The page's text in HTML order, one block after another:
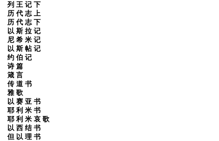
列 王 记 下
历 代 志 上
历 代 志 下
以 斯 拉 记
尼 希 米 记
以 斯 帖 记
约 伯 记
诗 篇
箴 言
传 道 书
雅 歌
以 赛 亚 书
耶 利 米 书
耶 利 米 哀 歌
以 西 结 书
但 以 理 书